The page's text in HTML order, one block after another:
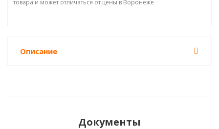
товара и может отличаться от цены в Воронеже
Описание
Документы